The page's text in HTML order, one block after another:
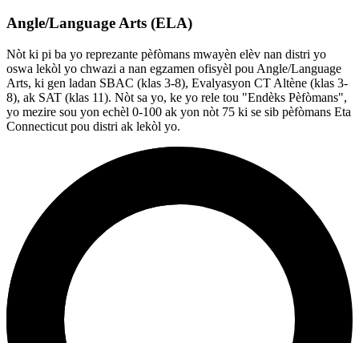
Angle/Language Arts (ELA)
Nòt ki pi ba yo reprezante pèfòmans mwayèn elèv nan distri yo
oswa lekòl yo chwazi a nan egzamen ofisyèl pou Angle/Language
Arts, ki gen ladan SBAC (klas 3-8), Evalyasyon CT Altène (klas 3-
8), ak SAT (klas 11). Nòt sa yo, ke yo rele tou "Endèks Pèfòmans",
yo mezire sou yon echèl 0-100 ak yon nòt 75 ki se sib pèfòmans Eta
Connecticut pou distri ak lekòl yo.